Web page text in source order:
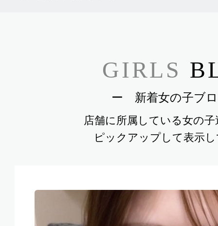
GIRLS
ー 新着女の子ブ
店舗に所属している女の
ピックアップして表示